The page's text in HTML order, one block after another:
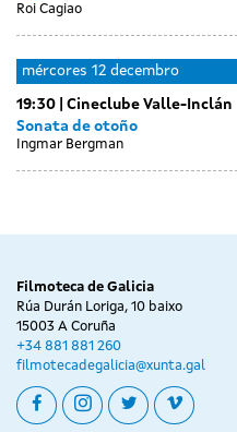
Roi Cagiao
martes
decembro
Day
without
sessions
mércores 12 decembro
19:30
Cineclube Valle-Inclán
Sonata de otoño
Ingmar Bergman
Filmoteca de Galicia
Rúa Durán Loriga, 10 baixo
15003 A Coruña
+34 881 881 260
filmotecadegalicia@xunta.gal
facebookinstagram
twittervimeo